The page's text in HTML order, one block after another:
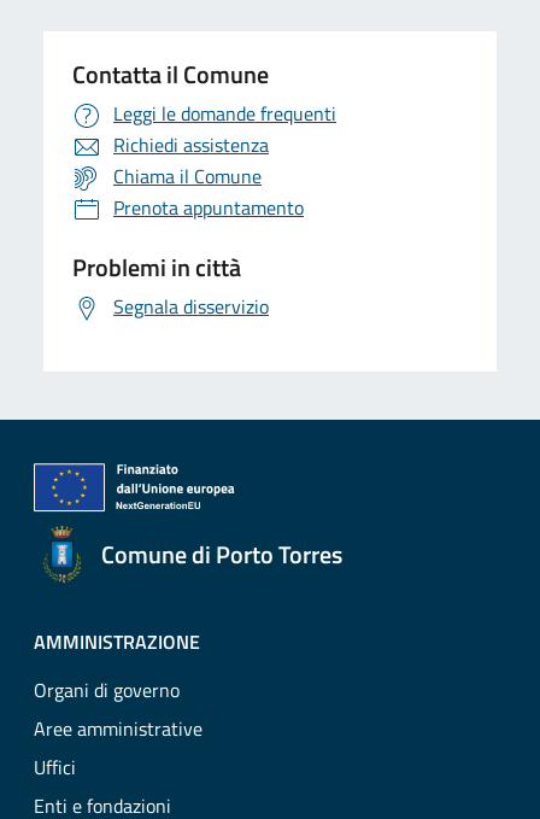
Contatta il Comune
Leggi le domande frequenti
Richiedi assistenza
Chiama il Comune
Prenota appuntamento
Problemi in città
Segnala disservizio
Comune di Porto Torres
AMMINISTRAZIONE
Organi di governo
Aree amministrative
Uffici
Enti e fondazioni